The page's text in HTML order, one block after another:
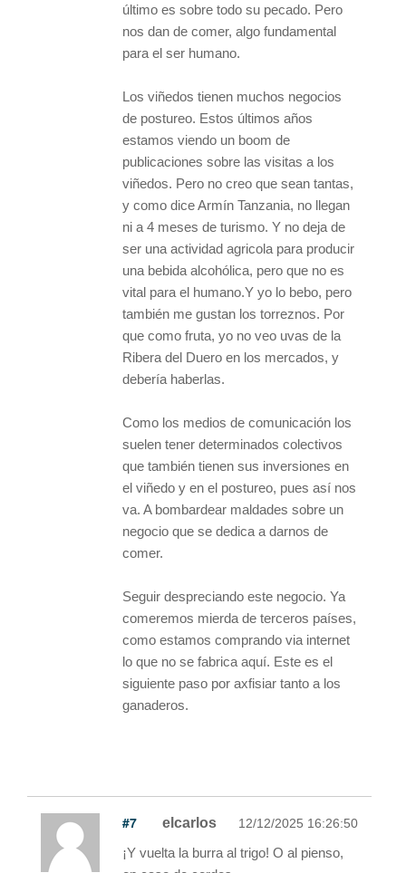
último es sobre todo su pecado. Pero
nos dan de comer, algo fundamental
para el ser humano.
Los viñedos tienen muchos negocios
de postureo. Estos últimos años
estamos viendo un boom de
publicaciones sobre las visitas a los
viñedos. Pero no creo que sean tantas,
y como dice Armín Tanzania, no llegan
ni a 4 meses de turismo. Y no deja de
ser una actividad agricola para producir
una bebida alcohólica, pero que no es
vital para el humano.Y yo lo bebo, pero
también me gustan los torreznos. Por
que como fruta, yo no veo uvas de la
Ribera del Duero en los mercados, y
debería haberlas.
Como los medios de comunicación los
suelen tener determinados colectivos
que también tienen sus inversiones en
el viñedo y en el postureo, pues así nos
va. A bombardear maldades sobre un
negocio que se dedica a darnos de
comer.
Seguir despreciando este negocio. Ya
comeremos mierda de terceros países,
como estamos comprando via internet
lo que no se fabrica aquí. Este es el
siguiente paso por axfisiar tanto a los
ganaderos.
#7 elcarlos 12/12/2025 16:26:50
¡Y vuelta la burra al trigo! O al pienso,